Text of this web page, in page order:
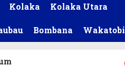
Kolaka Kolaka Utara
Bombana Wakatobi